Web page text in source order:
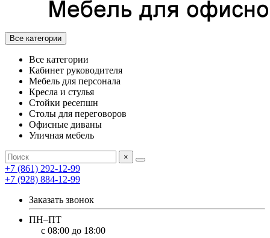
Все категории
Все категории
Кабинет руководителя
Мебель для персонала
Кресла и стулья
Стойки ресепшн
Столы для переговоров
Офисные диваны
Уличная мебель
×
+7 (861) 292-12-99
+7 (928) 884-12-99
Заказать звонок
ПН–ПТ
с 08:00 до 18:00